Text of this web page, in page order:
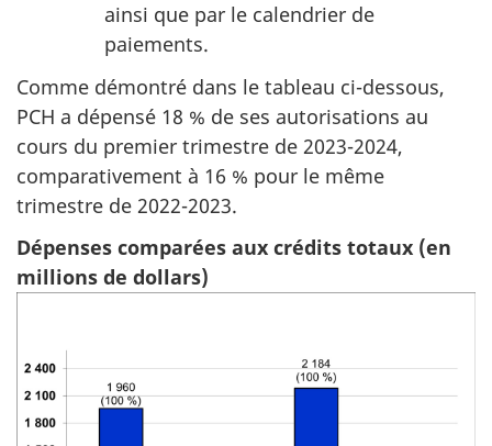
ainsi que par le calendrier de
paiements.
Comme démontré dans le tableau ci-dessous,
PCH a dépensé 18 % de ses autorisations au
cours du premier trimestre de 2023-2024,
comparativement à 16 % pour le même
trimestre de 2022-2023.
Dépenses comparées aux crédits totaux (en
millions de dollars)